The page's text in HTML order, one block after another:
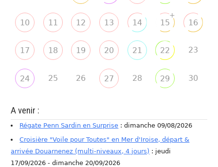
10 11 12 13 14 15
+
16
17 18 19 20 21 22 23
24 25 26 27 28 29 30
A venir :
Régate Penn Sardin en Surprise : dimanche 09/08/2026
Croisière "Voile pour Toutes" en Mer d'Iroise, départ &
arrivée Douarnenez (multi-niveaux, 4 jours) : jeudi
17/09/2026 - dimanche 20/09/2026